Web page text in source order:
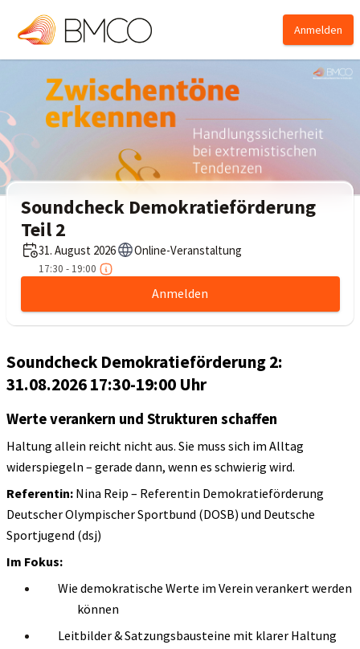
Anmelden
Soundcheck Demokratieförderung
Teil 2
31. August 2026
17:30 - 19:00
Online-Veranstaltung
Anmelden
Soundcheck Demokratieförderung2:
31.08.2026 17:30-19:00 Uhr
Werte verankern und Strukturen schaffen
Haltung allein reicht nicht aus. Sie muss sich im Alltag
widerspiegeln – gerade dann, wenn es schwierig wird.
Referentin: Nina Reip – Referentin Demokratieförderung
Deutscher Olympischer Sportbund (DOSB) und Deutsche
Sportjugend (dsj)
Im Fokus:
Wie demokratische Werte im Verein verankert werden
können
Leitbilder & Satzungsbausteine mit klarer Haltung